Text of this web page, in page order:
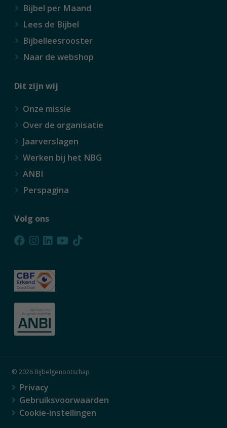
Bijbel per Maand
Lees de Bijbel
Bijbelleesrooster
Naar de webshop
Dit zijn wij
Onze missie
Over de organisatie
Jaarverslagen
Werken bij het NBG
ANBI
Perspagina
Volg ons
© 2026 Bijbelgenootschap
Privacy
Gebruiksvoorwaarden
Cookie-instellingen